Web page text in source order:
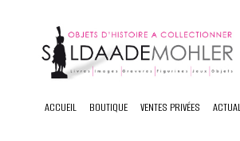
content
ACCUEIL BOUTIQUE VENTES PRIVÉES